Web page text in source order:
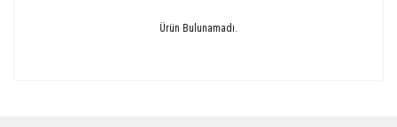
Ürün Bulunamadı.